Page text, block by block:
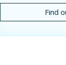
Find